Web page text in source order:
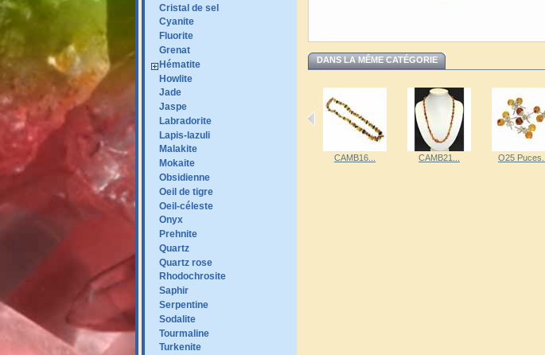
Cristal de sel
Cyanite
Fluorite
Grenat
Hématite
Howlite
Jade
Jaspe
Labradorite
Lapis-lazuli
Malakite
Mokaite
Obsidienne
Oeil de tigre
Oeil-céleste
Onyx
Prehnite
Quartz
Quartz rose
Rhodochrosite
Saphir
Serpentine
Sodalite
Tourmaline
Turkenite
DANS LA MÊME CATÉGORIE
BAMB6M... BAMB6MU... CAMB16... CAMB21... O25 Puces...